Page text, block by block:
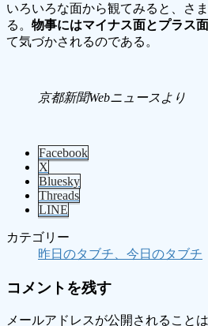
いろいろな面から観てみると、さ
る。 物事にはマイナス面とプラス
て気づかされるのである。
京都新聞Webニュースより
Facebook
X
Bluesky
Threads
LINE
カテゴリー
昨日のタブチ、今日のタブチ
コメントを残す
メールアドレスが公開されること